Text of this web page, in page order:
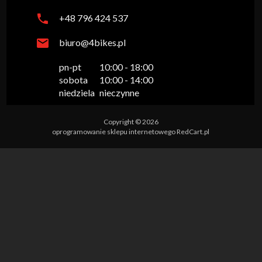
+48 796 424 537
biuro@4bikes.pl
pn-pt
sobota
niedziela
10:00 - 18:00
10:00 - 14:00
nieczynne
Copyright © 2026
oprogramowanie sklepu internetowegoRedCart.pl